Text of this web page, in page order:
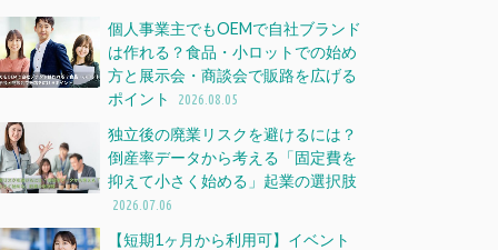
個人事業主でもOEMで自社ブランド
は作れる？食品・小ロットでの始め
方と展示会・商談会で販路を広げる
ポイント
2026.08.05
独立後の廃業リスクを避けるには？
倒産率データから考える「固定費を
抑えて小さく始める」起業の選択肢
2026.07.06
【短期1ヶ月から利用可】イベント